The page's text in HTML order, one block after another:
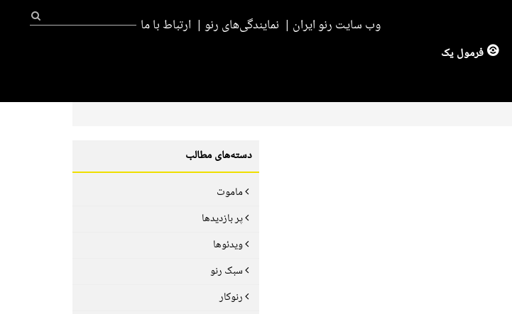
وب سایت رنو ایران نمایندگی‌های رنو ارتباط با ما
فرمول یک
دسته‌های مطالب
ماموت
پر بازدیدها
ویدئوها
سبک رنو
رنوکار